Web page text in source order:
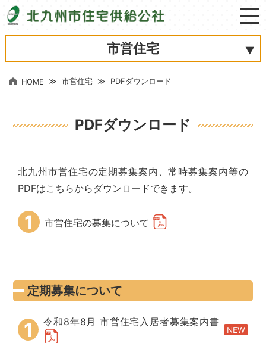
市営住宅
HOME 市営住宅 PDFダウンロード
PDFダウンロード
北九州市営住宅の定期募集案内、常時募集案内等の
PDFはこちらからダウンロードできます。
1 市営住宅の募集について
定期募集について
1 令和8年8月 市営住宅入居者募集案内書
NEW